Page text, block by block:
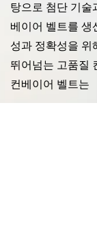
탕으로 첨단 기술
베이어 벨트를 생
성과 정확성을 위
뛰어넘는 고품질
컨베이어 벨트는